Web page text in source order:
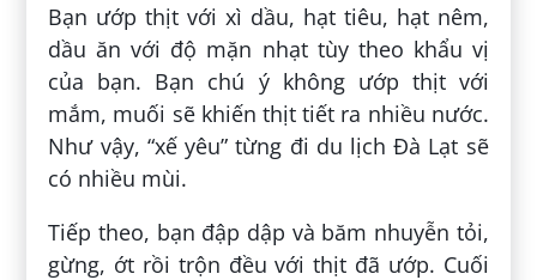
Bạn ướp thịt với xì dầu, hạt tiêu, hạt nêm,
dầu ăn với độ mặn nhạt tùy theo khẩu vị
của bạn. Bạn chú ý không ướp thịt với
mắm, muối sẽ khiến thịt tiết ra nhiều nước.
Như vậy, “xế yêu” từng đi du lịch Đà Lạt sẽ
có nhiều mùi.
Tiếp theo, bạn đập dập và băm nhuyễn tỏi,
gừng, ớt rồi trộn đều với thịt đã ướp. Cuối